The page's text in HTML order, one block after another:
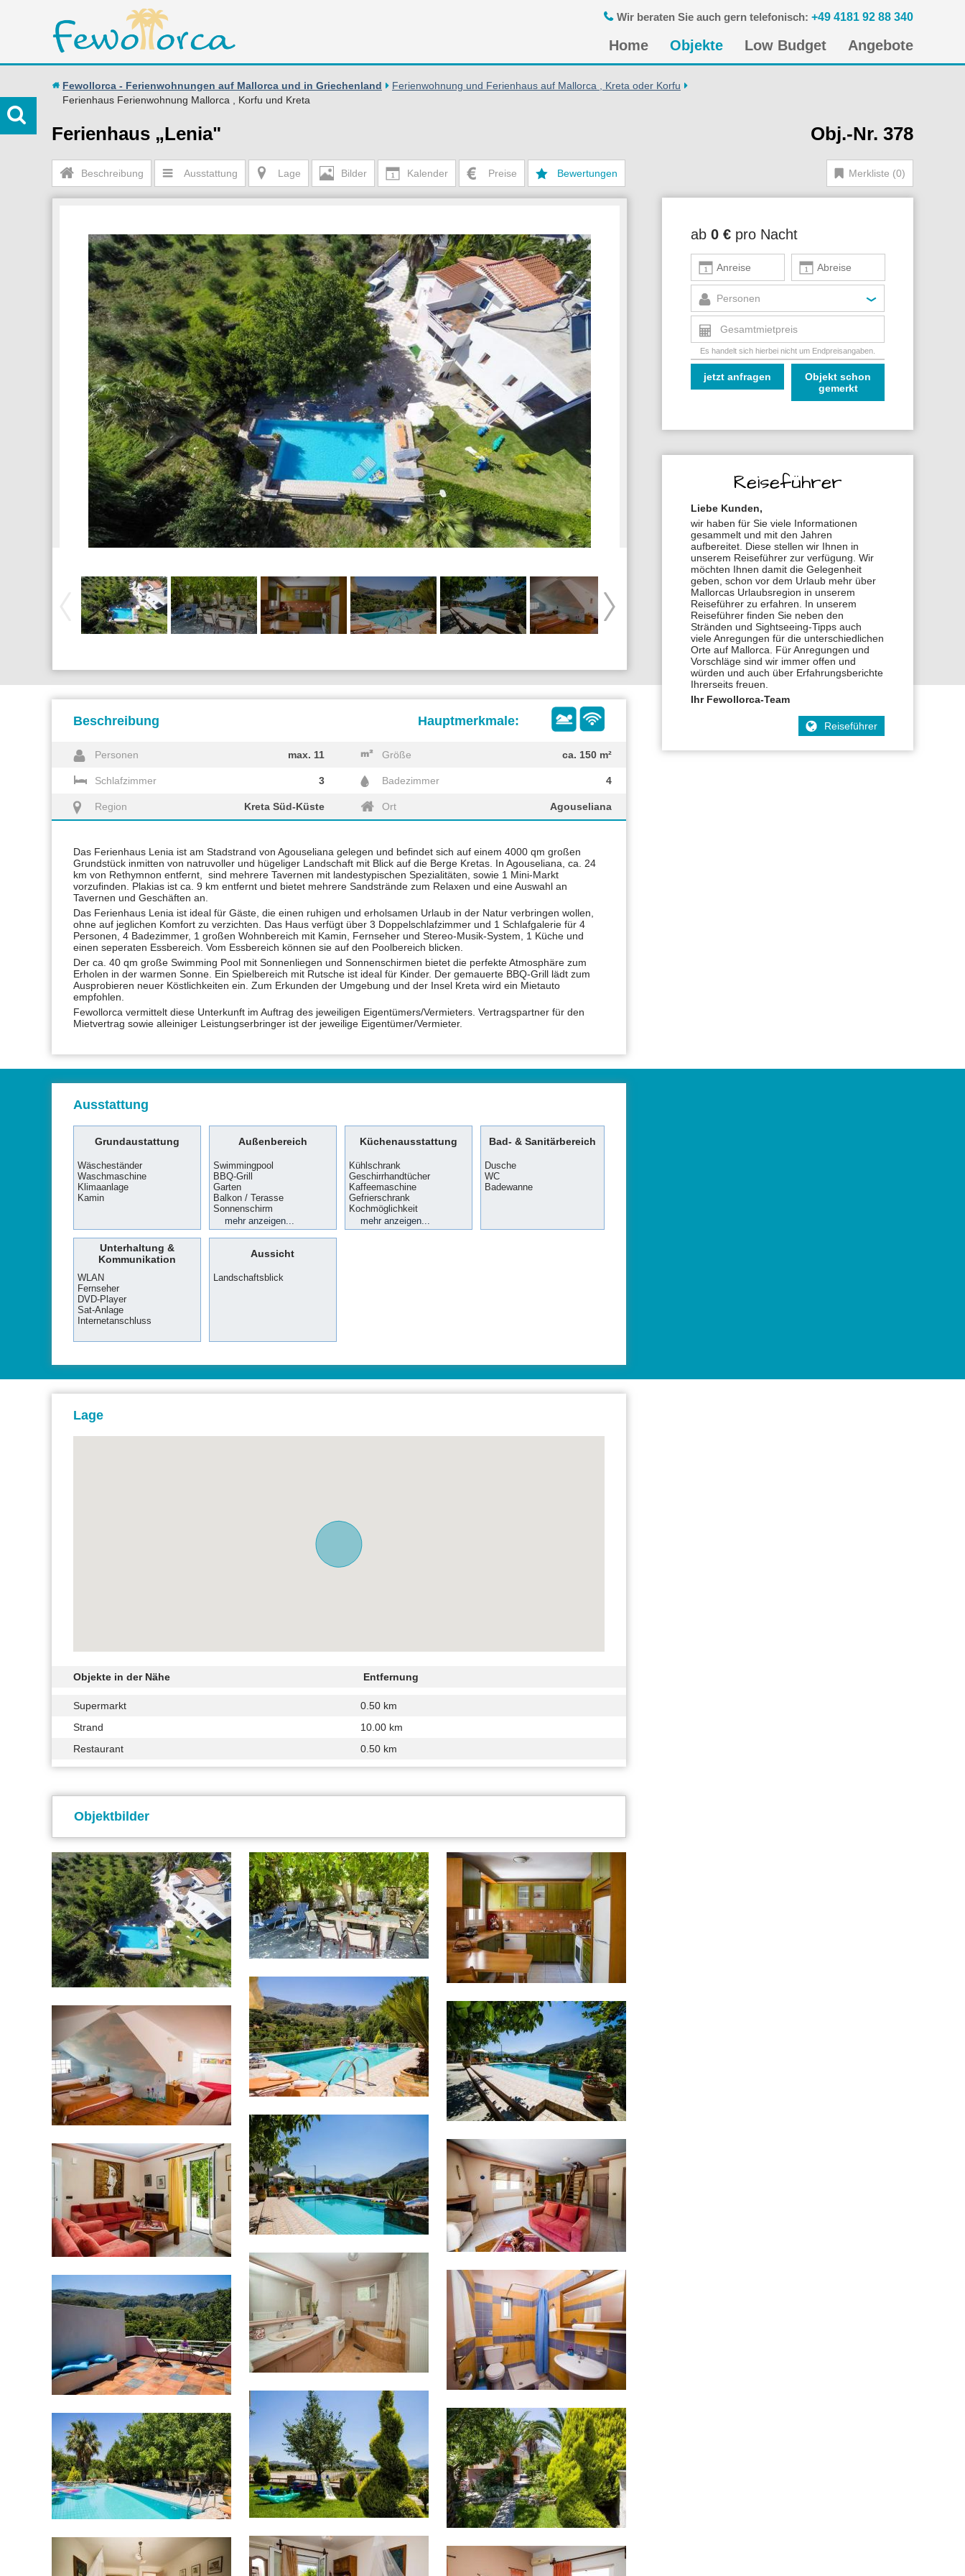
Wir beraten Sie auch gern telefonisch: +49 4181 92 88 340
überspringen
Home Objekte Low Budget Angebote
Fewollorca - Ferienwohnungen auf Mallorca und in Griechenland
Ferienwohnung und Ferienhaus auf Mallorca , Kreta oder Korfu
Ferienhaus Ferienwohnung Mallorca , Korfu und Kreta
Ferienhaus „Lenia" Obj.-Nr. 378
Beschreibung Ausstattung Lage Bilder Kalender Preise Bewertungen Merkliste (0)
ab 0 € pro Nacht
Personen
Gesamtmietpreis
Es handelt sich hierbei nicht um Endpreisangaben.
jetzt anfragen
Objekt schon
gemerkt
Reiseführer
Liebe Kunden,
wir haben für Sie viele Informationen
gesammelt und mit den Jahren
aufbereitet. Diese stellen wir Ihnen in
unserem Reiseführer zur verfügung. Wir
möchten Ihnen damit die Gelegenheit
geben, schon vor dem Urlaub mehr über
Mallorcas Urlaubsregion in unserem
Reiseführer zu erfahren. In unserem
Reiseführer finden Sie neben den
Stränden und Sightseeing-Tipps auch
viele Anregungen für die unterschiedlichen
Orte auf Mallorca. Für Anregungen und
Vorschläge sind wir immer offen und
würden und auch über Erfahrungsberichte
Ihrerseits freuen.
Ihr Fewollorca-Team
Reiseführer
Beschreibung
Personen max. 11 Größe ca. 150 m²
Schlafzimmer 3 Badezimmer 4
Region Kreta Süd-Küste Ort Agouseliana
Das Ferienhaus Lenia ist am Stadstrand von Agouseliana gelegen und befindet sich auf einem 4000 qm großen
Grundstück inmitten von natruvoller und hügeliger Landschaft mit Blick auf die Berge Kretas. In Agouseliana, ca. 24
km von Rethymnon entfernt, sind mehrere Tavernen mit landestypischen Spezialitäten, sowie 1 Mini-Markt
vorzufinden. Plakias ist ca. 9 km entfernt und bietet mehrere Sandstrände zum Relaxen und eine Auswahl an
Tavernen und Geschäften an.
Das Ferienhaus Lenia ist ideal für Gäste, die einen ruhigen und erholsamen Urlaub in der Natur verbringen wollen,
ohne auf jeglichen Komfort zu verzichten. Das Haus verfügt über 3 Doppelschlafzimmer und 1 Schlafgalerie für 4
Personen, 4 Badezimmer, 1 großen Wohnbereich mit Kamin, Fernseher und Stereo-Musik-System, 1 Küche und
einen seperaten Essbereich. Vom Essbereich können sie auf den Poolbereich blicken.
Der ca. 40 qm große Swimming Pool mit Sonnenliegen und Sonnenschirmen bietet die perfekte Atmosphäre zum
Erholen in der warmen Sonne. Ein Spielbereich mit Rutsche ist ideal für Kinder. Der gemauerte BBQ-Grill lädt zum
Ausprobieren neuer Köstlichkeiten ein. Zum Erkunden der Umgebung und der Insel Kreta wird ein Mietauto
empfohlen.
Fewollorca vermittelt diese Unterkunft im Auftrag des jeweiligen Eigentümers/Vermieters. Vertragspartner für den
Mietvertrag sowie alleiniger Leistungserbringer ist der jeweilige Eigentümer/Vermieter.
Ausstattung
Grundaustattung
Wäscheständer
Waschmaschine
Klimaanlage
Kamin
Außenbereich
Swimmingpool
BBQ-Grill
Garten
Balkon / Terasse
Sonnenschirm
Aussenmobiliar
Parkmöglichkeit
mehr anzeigen...
Küchenausstattung
Kühlschrank
Geschirrhandtücher
Kaffeemaschine
Gefrierschrank
Kochmöglichkeit
Toaster
Geschirrspülmaschine
mehr anzeigen...
Bad- & Sanitärbereich
Dusche
WC
Badewanne
Unterhaltung &
Kommunikation
WLAN
Fernseher
DVD-Player
Sat-Anlage
Internetanschluss
Aussicht
Landschaftsblick
Lage
Objekte in der Nähe Entfernung
Supermarkt
0.50 km
Strand
10.00 km
Restaurant
0.50 km
Objektbilder